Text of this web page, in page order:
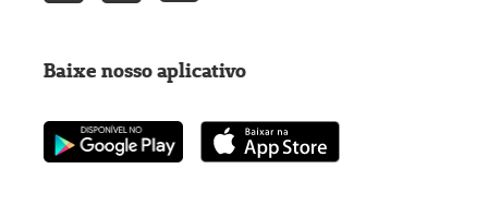
Baixe nosso aplicativo